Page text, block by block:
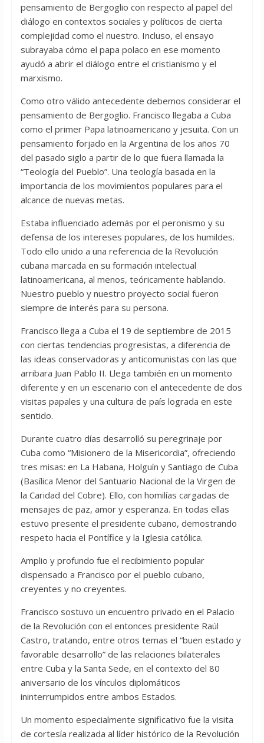
pensamiento de Bergoglio con respecto al papel del
diálogo en contextos sociales y políticos de cierta
complejidad como el nuestro. Incluso, el ensayo
subrayaba cómo el papa polaco en ese momento
ayudó a abrir el diálogo entre el cristianismo y el
marxismo.
Como otro válido antecedente debemos considerar el
pensamiento de Bergoglio. Francisco llegaba a Cuba
como el primer Papa latinoamericano y jesuita. Con un
pensamiento forjado en la Argentina de los años 70
del pasado siglo a partir de lo que fuera llamada la
“Teología del Pueblo”. Una teología basada en la
importancia de los movimientos populares para el
alcance de nuevas metas.
Estaba influenciado además por el peronismo y su
defensa de los intereses populares, de los humildes.
Todo ello unido a una referencia de la Revolución
cubana marcada en su formación intelectual
latinoamericana, al menos, teóricamente hablando.
Nuestro pueblo y nuestro proyecto social fueron
siempre de interés para su persona.
Francisco llega a Cuba el 19 de septiembre de 2015
con ciertas tendencias progresistas, a diferencia de
las ideas conservadoras y anticomunistas con las que
arribara Juan Pablo II. Llega también en un momento
diferente y en un escenario con el antecedente de dos
visitas papales y una cultura de país lograda en este
sentido.
Durante cuatro días desarrolló su peregrinaje por
Cuba como “Misionero de la Misericordia”, ofreciendo
tres misas: en La Habana, Holguín y Santiago de Cuba
(Basílica Menor del Santuario Nacional de la Virgen de
la Caridad del Cobre). Ello, con homilías cargadas de
mensajes de paz, amor y esperanza. En todas ellas
estuvo presente el presidente cubano, demostrando
respeto hacia el Pontífice y la Iglesia católica.
Amplio y profundo fue el recibimiento popular
dispensado a Francisco por el pueblo cubano,
creyentes y no creyentes.
Francisco sostuvo un encuentro privado en el Palacio
de la Revolución con el entonces presidente Raúl
Castro, tratando, entre otros temas el “buen estado y
favorable desarrollo” de las relaciones bilaterales
entre Cuba y la Santa Sede, en el contexto del 80
aniversario de los vínculos diplomáticos
ininterrumpidos entre ambos Estados.
Un momento especialmente significativo fue la visita
de cortesía realizada al líder histórico de la Revolución